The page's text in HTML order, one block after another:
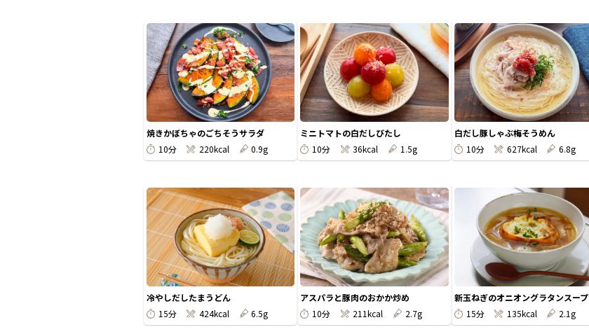
焼きかぼちゃのごちそうサラダ
10分
220kcal 0.9g
ミニトマトの白だしびたし
10分
36kcal 1.5g
白だし豚しゃぶ梅そうめん
10分
627kcal 6.8g
冷やしだしたまうどん
15分
424kcal 6.5g
アスパラと豚肉のおかか炒め
10分
211kcal 2.7g
新玉ねぎのオニオングラタンスープ
15分
135kcal 2.1g